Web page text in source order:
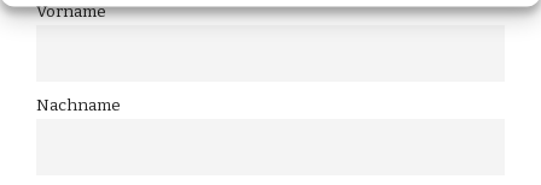
Vorname
Nachname